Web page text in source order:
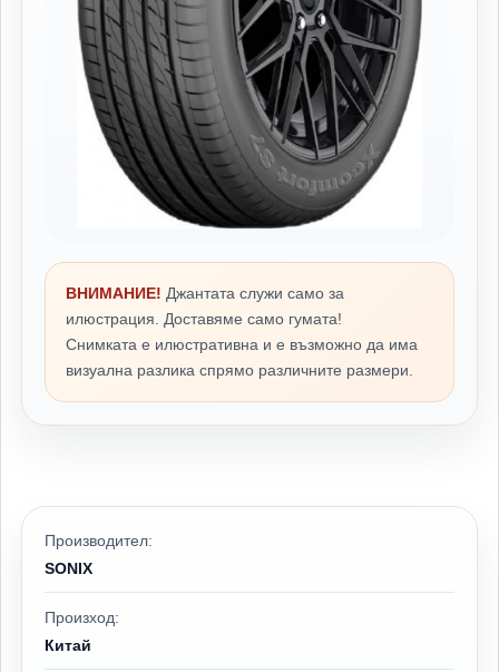
ВНИМАНИЕ! Джантата служи само за
илюстрация. Доставяме само гумата!
Снимката е илюстративна и е възможно да има
визуална разлика спрямо различните размери.
Производител:
SONIX
Произход:
Китай